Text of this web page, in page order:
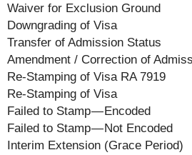
Waiver for Exclusion Ground
Downgrading of Visa
Transfer of Admission Status
Amendment / Correction of
Re-Stamping of Visa RA 7919
Re-Stamping of Visa
Failed to Stamp — Encoded
Failed to Stamp — Not Encoded
Interim Extension (Grace Period)